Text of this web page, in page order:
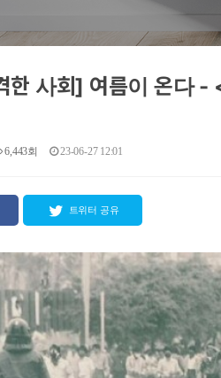
한 사회] 여름이 온다 -
6,443회 23-06-27 12:01
트위터 공유